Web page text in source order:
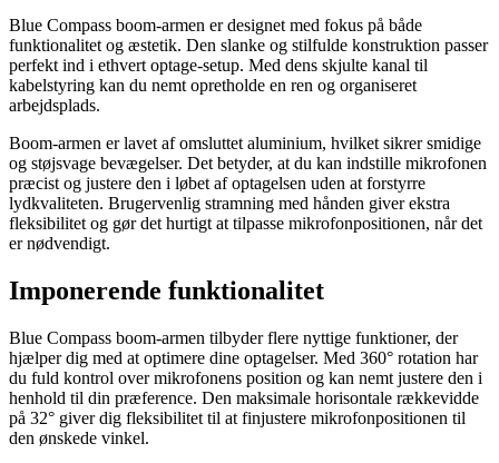
Blue Compass boom-armen er designet med fokus på både
funktionalitet og æstetik. Den slanke og stilfulde konstruktion passer
perfekt ind i ethvert optage-setup. Med dens skjulte kanal til
kabelstyring kan du nemt opretholde en ren og organiseret
arbejdsplads.
Boom-armen er lavet af omsluttet aluminium, hvilket sikrer smidige
og støjsvage bevægelser. Det betyder, at du kan indstille mikrofonen
præcist og justere den i løbet af optagelsen uden at forstyrre
lydkvaliteten. Brugervenlig stramning med hånden giver ekstra
fleksibilitet og gør det hurtigt at tilpasse mikrofonpositionen, når det
er nødvendigt.
Imponerende funktionalitet
Blue Compass boom-armen tilbyder flere nyttige funktioner, der
hjælper dig med at optimere dine optagelser. Med 360° rotation har
du fuld kontrol over mikrofonens position og kan nemt justere den i
henhold til din præference. Den maksimale horisontale rækkevidde
på 32° giver dig fleksibilitet til at finjustere mikrofonpositionen til
den ønskede vinkel.